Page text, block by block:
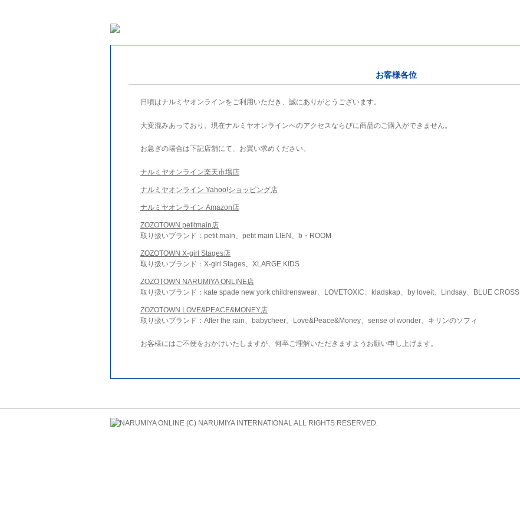
お客様各位
日頃はナルミヤオンラインをご利用いただき、誠にありがとうございます。
大変混みあっており、現在ナルミヤオンラインへのアクセスならびに商品のご購入ができません。
お急ぎの場合は下記店舗にて、お買い求めください。
ナルミヤオンライン楽天市場店
ナルミヤオンライン Yahoo!ショッピング店
ナルミヤオンライン Amazon店
ZOZOTOWN petitmain店
取り扱いブランド：petit main、petit main LIEN、b・ROOM
ZOZOTOWN X-girl Stages店
取り扱いブランド：X-girl Stages、XLARGE KIDS
ZOZOTOWN NARUMIYA ONLINE店
取り扱いブランド：kate spade new york childrenswear、LOVETOXIC、kladskap、by loveit、Lindsay、BLUE CROSS
ZOZOTOWN LOVE&PEACE&MONEY店
取り扱いブランド：After the rain、babycheer、Love&Peace&Money、sense of wonder、キリンのソフィ
お客様にはご不便をおかけいたしますが、何卒ご理解いただきますようお願い申し上げます。